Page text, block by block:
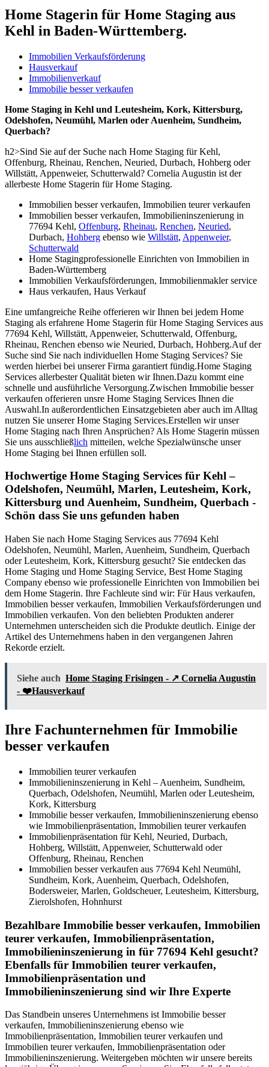
Home Stagerin für Home Staging aus
Kehl in Baden-Württemberg.
Immobilien Verkaufsförderung
Hausverkauf
Immobilienverkauf
Immobilie besser verkaufen
Home Staging in Kehl und Leutesheim, Kork, Kittersburg,
Odelshofen, Neumühl, Marlen oder Auenheim, Sundheim,
Querbach?
h2>Sind Sie auf der Suche nach Home Staging für Kehl,
Offenburg, Rheinau, Renchen, Neuried, Durbach, Hohberg oder
Willstätt, Appenweier, Schutterwald? Cornelia Augustin ist der
allerbeste Home Stagerin für Home Staging.
Immobilien besser verkaufen, Immobilien teurer verkaufen
Immobilien besser verkaufen, Immobilieninszenierung in
77694 Kehl, Offenburg, Rheinau, Renchen, Neuried,
Durbach, Hohberg ebenso wie Willstätt, Appenweier,
Schutterwald
Home Stagingprofessionelle Einrichten von Immobilien in
Baden-Württemberg
Immobilien Verkaufsförderungen, Immobilienmakler service
Haus verkaufen, Haus Verkauf
Eine umfangreiche Reihe offerieren wir Ihnen bei jedem Home
Staging als erfahrene Home Stagerin für Home Staging Services aus
77694 Kehl, Willstätt, Appenweier, Schutterwald, Offenburg,
Rheinau, Renchen ebenso wie Neuried, Durbach, Hohberg.Auf der
Suche sind Sie nach individuellen Home Staging Services? Sie
werden hierbei bei unserer Firma garantiert fündig.Home Staging
Services allerbester Qualität bieten wir Ihnen.Dazu kommt eine
schnelle und ausführliche Versorgung.Zwischen Immobilie besser
verkaufen offerieren unsre Home Staging Services Ihnen die
Auswahl.In außerordentlichen Einsatzgebieten aber auch im Alltag
nutzen Sie unserer Home Staging Services.Erstellen wir unser
Home Staging nach Ihren Ansprüchen? Als Home Stagerin müssen
Sie uns ausschließlich mitteilen, welche Spezialwünsche unser
Home Staging bei Ihnen erfüllen soll.
Hochwertige Home Staging Services für Kehl –
Odelshofen, Neumühl, Marlen, Leutesheim, Kork,
Kittersburg und Auenheim, Sundheim, Querbach -
Schön dass Sie uns gefunden haben
Haben Sie nach Home Staging Services aus 77694 Kehl
Odelshofen, Neumühl, Marlen, Auenheim, Sundheim, Querbach
oder Leutesheim, Kork, Kittersburg gesucht? Sie entdecken das
Home Staging und Home Staging Service, Best Home Staging
Company ebenso wie professionelle Einrichten von Immobilien bei
dem Home Stagerin. Ihre Fachleute sind wir: Für Haus verkaufen,
Immobilien besser verkaufen, Immobilien Verkaufsförderungen und
Immobilien verkaufen. Von den beliebten Produkten anderer
Unternehmen unterscheiden sich die Produkte deutlich. Einige der
Artikel des Unternehmens haben in den vergangenen Jahren
Rekorde erzielt.
Siehe auch Home Staging Frisingen - ↗️ Cornelia Augustin
- ❤️Hausverkauf
Ihre Fachunternehmen für Immobilie
besser verkaufen
Immobilien teurer verkaufen
Immobilieninszenierung in Kehl – Auenheim, Sundheim,
Querbach, Odelshofen, Neumühl, Marlen oder Leutesheim,
Kork, Kittersburg
Immobilie besser verkaufen, Immobilieninszenierung ebenso
wie Immobilienpräsentation, Immobilien teurer verkaufen
Immobilienpräsentation für Kehl, Neuried, Durbach,
Hohberg, Willstätt, Appenweier, Schutterwald oder
Offenburg, Rheinau, Renchen
Immobilien besser verkaufen aus 77694 Kehl Neumühl,
Sundheim, Kork, Auenheim, Querbach, Odelshofen,
Bodersweier, Marlen, Goldscheuer, Leutesheim, Kittersburg,
Zierolshofen, Hohnhurst
Bezahlbare Immobilie besser verkaufen, Immobilien
teurer verkaufen, Immobilienpräsentation,
Immobilieninszenierung in für 77694 Kehl gesucht?
Ebenfalls für Immobilien teurer verkaufen,
Immobilienpräsentation und
Immobilieninszenierung sind wir Ihre Experte
Das Standbein unseres Unternehmens ist Immobilie besser
verkaufen, Immobilieninszenierung ebenso wie
Immobilienpräsentation, Immobilien teurer verkaufen und
Immobilien teurer verkaufen, Immobilienpräsentation oder
Immobilieninszenierung. Weitergeben möchten wir unsere bereits